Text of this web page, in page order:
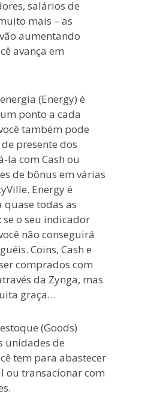
salários de
mais – as
aumentando
avança em
(Energy) é
ponto a cada
também pode
presente dos
la com Cash ou
de bônus em várias
Energy é
quase todas as
o seu indicador
não conseguirá
Coins, Cash e
comprados com
da Zynga, mas
graça…
(Goods)
unidades de
tem para abastecer
ou transacionar com